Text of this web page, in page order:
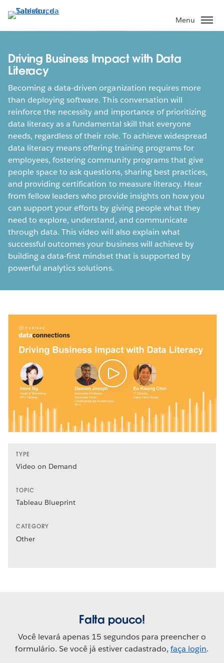
Pular
para
o
principal
Menu
Driving Business Impact with Data
Literacy
Becoming a data-driven organization requires more
than deploying software. This conversation will
reinforce the necessity and importance of prioritizing
data literacy as a fundamental skill that everyone
needs, regardless of their role. To achieve widespread
data literacy means offering training programs for
employees, fostering community programs that give
people space to ask questions, sharing best practices,
and providing certification to measure literacy. Hear
from fellow leaders who provide insights on how you
can support your efforts by giving people what they
need to explore, understand, and communicate
through data. This video will also explain what
successful outcomes your business will achieve by
building a data-first mindset that is supported by
powerful analytics solutions.
TYPE
Video on Demand
TOPIC
Tableau Blueprint
CATEGORY
Other
Falta pouco!
Você levará apenas 15 segundos para preencher o
formulário. Se você já estiver cadastrado,faça login.